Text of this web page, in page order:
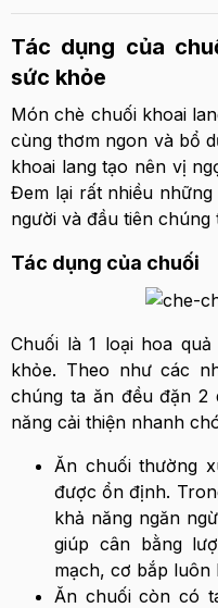
Tác dụng của
sức khỏe
Món chè chuối khoai
cùng thơm ngon và bổ
khoai lang tạo nên vị
Đem lại rất nhiều
người và đầu tiên
Tác dụng của chuối
Chuối là 1 loại hoa
khỏe. Theo như các
chúng ta ăn đều đặn 2
năng cải thiện nhanh
Ăn chuối thường
được ổn định.
khả năng ngăn
giúp cân bằng
mạch, cơ bắp
Ăn chuối còn có